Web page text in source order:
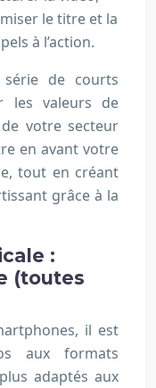
le titre et la
à l’action.
série de courts
les valeurs de
votre secteur
en avant votre
tout en créant
grâce à la
:
(toutes
il est
aux formats
adaptés aux